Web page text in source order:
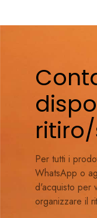
Per tutti i
WhatsApp o
d'acquisto per
organizzare il